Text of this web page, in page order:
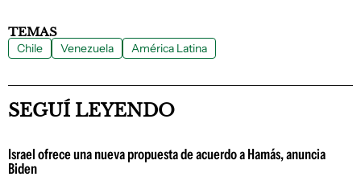
TEMAS
Chile Venezuela América Latina
SEGUÍ LEYENDO
Israel ofrece una nueva propuesta de acuerdo a Hamás, anuncia
Biden